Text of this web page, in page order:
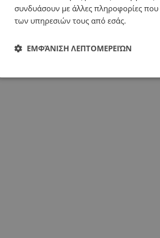
συνδυάσουν με άλλες πληροφορίες
των υπηρεσιών τους από εσάς.
ΕΜΦΆΝΙΣΗ ΛΕΠΤΟΜΕΡΕΙΏΝ